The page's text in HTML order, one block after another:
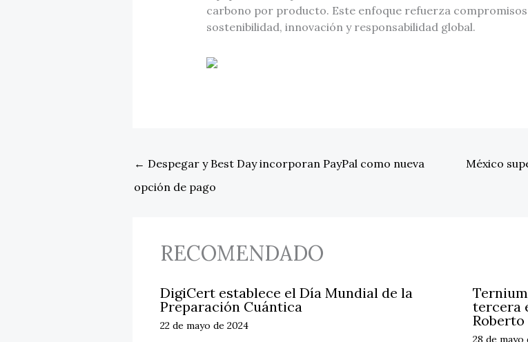
carbono por producto. Este enfoque refuerza compromisos
sostenibilidad, innovación y responsabilidad global.
← Despegar y Best Day incorporan PayPal como nueva
opción de pago
México
RECOMENDADO
DigiCert establece el Día Mundial de la
Preparación Cuántica
22 de mayo de 2024
tercera
Roberto
28 de mayo